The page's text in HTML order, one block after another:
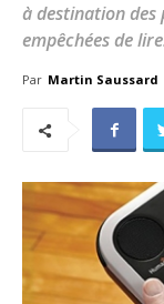
à destination des
empêchées de
Par Martin Saussard